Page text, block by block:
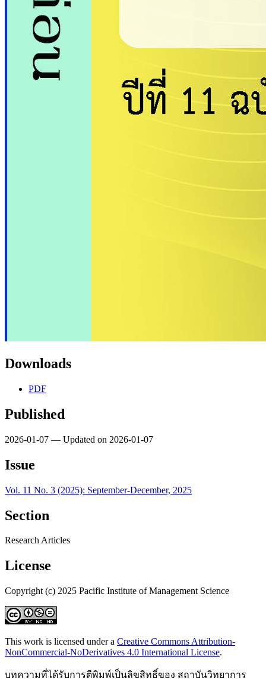
Downloads
PDF
Published
2026-01-07 — Updated on 2026-01-07
Issue
Vol. 11 No. 3 (2025): September-December, 2025
Section
Research Articles
License
Copyright (c) 2025 Pacific Institute of Management Science
This work is licensed under a Creative Commons Attribution-
NonCommercial-NoDerivatives 4.0 International License.
บทความที่ได้รับการตีพิมพ์เป็นลิขสิทธิ์ของ สถาบันวิทยาการ